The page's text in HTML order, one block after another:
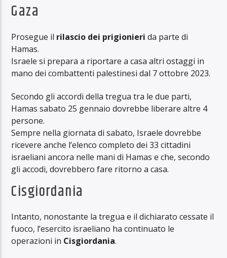
Gaza
Prosegue il rilascio dei prigionieri da parte di
Hamas.
Israele si prepara a riportare a casa altri ostaggi in
mano dei combattenti palestinesi dal 7 ottobre 2023.
Secondo gli accordi della tregua tra le due parti,
Hamas sabato 25 gennaio dovrebbe liberare altre 4
persone.
Sempre nella giornata di sabato, Israele dovrebbe
ricevere anche l’elenco completo dei 33 cittadini
israeliani ancora nelle mani di Hamas e che, secondo
gli accodi, dovrebbero fare ritorno a casa.
Cisgiordania
Intanto, nonostante la tregua e il dichiarato cessate il
fuoco, l’esercito israeliano ha continuato le
operazioni in Cisgiordania.